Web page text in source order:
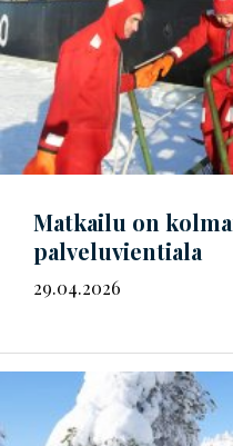
Matkailu on
palveluvientiala
29.04.2026